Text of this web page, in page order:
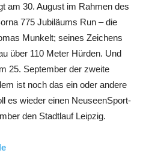
am 30. August im Rahmen des
775 Jubiläums Run – die
Munkelt; seines Zeichens
über 110 Meter Hürden. Und
25. September der zweite
ist noch das ein oder andere
es wieder einen NeuseenSport-
den Stadtlauf Leipzig.